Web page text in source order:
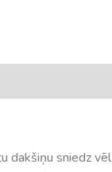
sniedz